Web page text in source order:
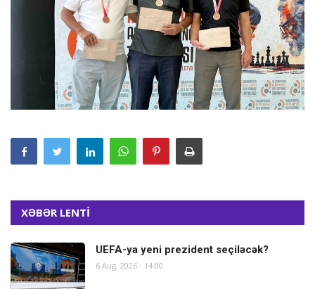
XƏBƏR LENTİ
UEFA-ya yeni prezident seçiləcək?
6 Aug, 2026 - 14:00